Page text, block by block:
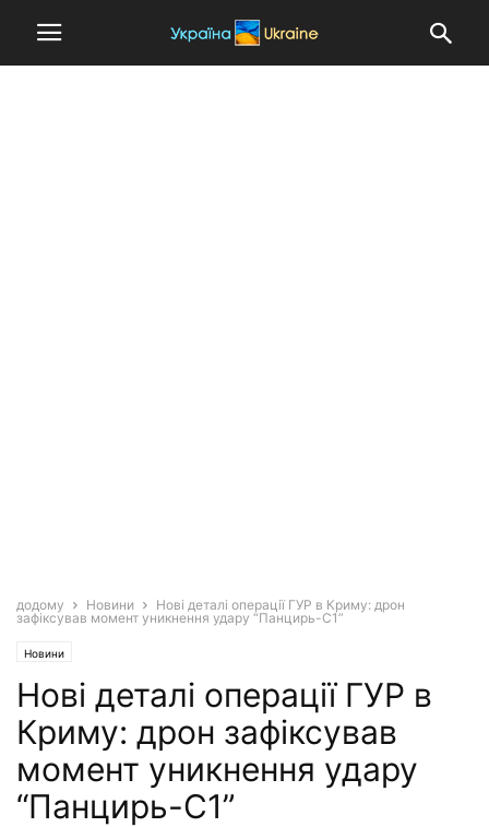
додому Новини
Нові деталі операції ГУР в Криму: дрон
зафіксував момент уникнення удару “Панцирь-С1”
Новини
Нові деталі операції ГУР в
Криму: дрон зафіксував
момент уникнення удару
“Панцирь-С1”